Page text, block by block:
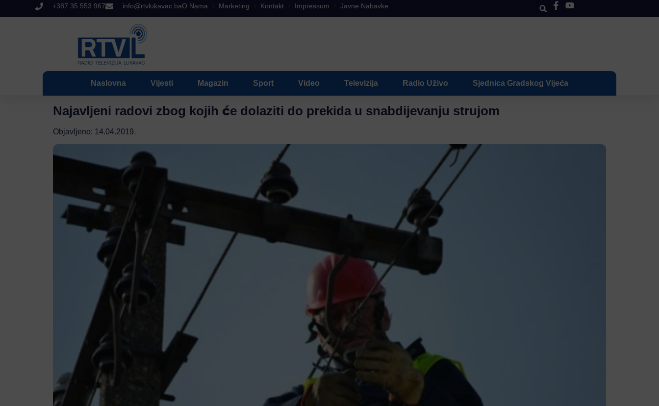
+387 35 553 967 info@rtvlukavac.baO Nama Marketing Kontakt Impressum Javne Nabavke
Naslovna Vijesti Magazin Sport Video Televizija Radio Uživo Sjednica Gradskog Vijeća
Najavljeni radovi zbog kojih će dolaziti do prekida u snabdijevanju strujom
Objavljeno: 14.04.2019.